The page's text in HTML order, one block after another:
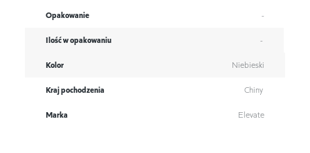
Opakowanie -
Ilość w opakowaniu -
Kolor Niebieski
Kraj pochodzenia Chiny
Marka Elevate